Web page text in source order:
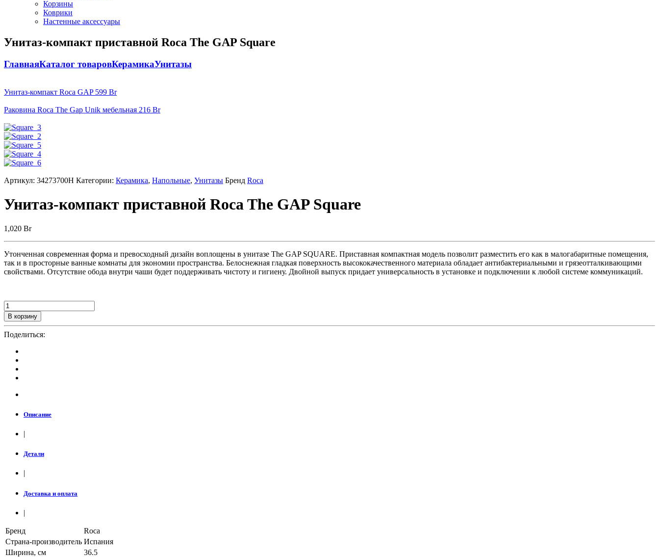
Корзины
Коврики
Настенные аксессуары
Унитаз-компакт приставной Roca The GAP Square
ГлавнаяКаталог товаровКерамикаУнитазы
Унитаз-компакт Roca GAP 599 Br
Раковина Roca The Gap Unik мебельная 216 Br
Артикул: 34273700H Категории: Керамика, Напольные, Унитазы Бренд Roca
Унитаз-компакт приставной Roca The GAP Square
1,020 Br
Утонченная современная форма и превосходный дизайн воплощены в унитазе The GAP SQUARE. Приставная компактная модель позволит разместить его как в малогабаритные помещения,
так и в просторные ванные комнаты для экономии пространства. Белоснежная гладкая поверхность высококачественного материала обладает антибактериальными и грязеотталкивающими
свойствами. Отсутствие обода внутри чаши будет поддерживать чистоту и гигиену. Двойной выпуск придает универсальность в установке и подключении к любой системе коммуникаций.
В корзину
Поделиться:
Описание
|
Детали
|
Доставка и оплата
|
Бренд
Roca
Страна-производитель Испания
Ширина, см
36.5